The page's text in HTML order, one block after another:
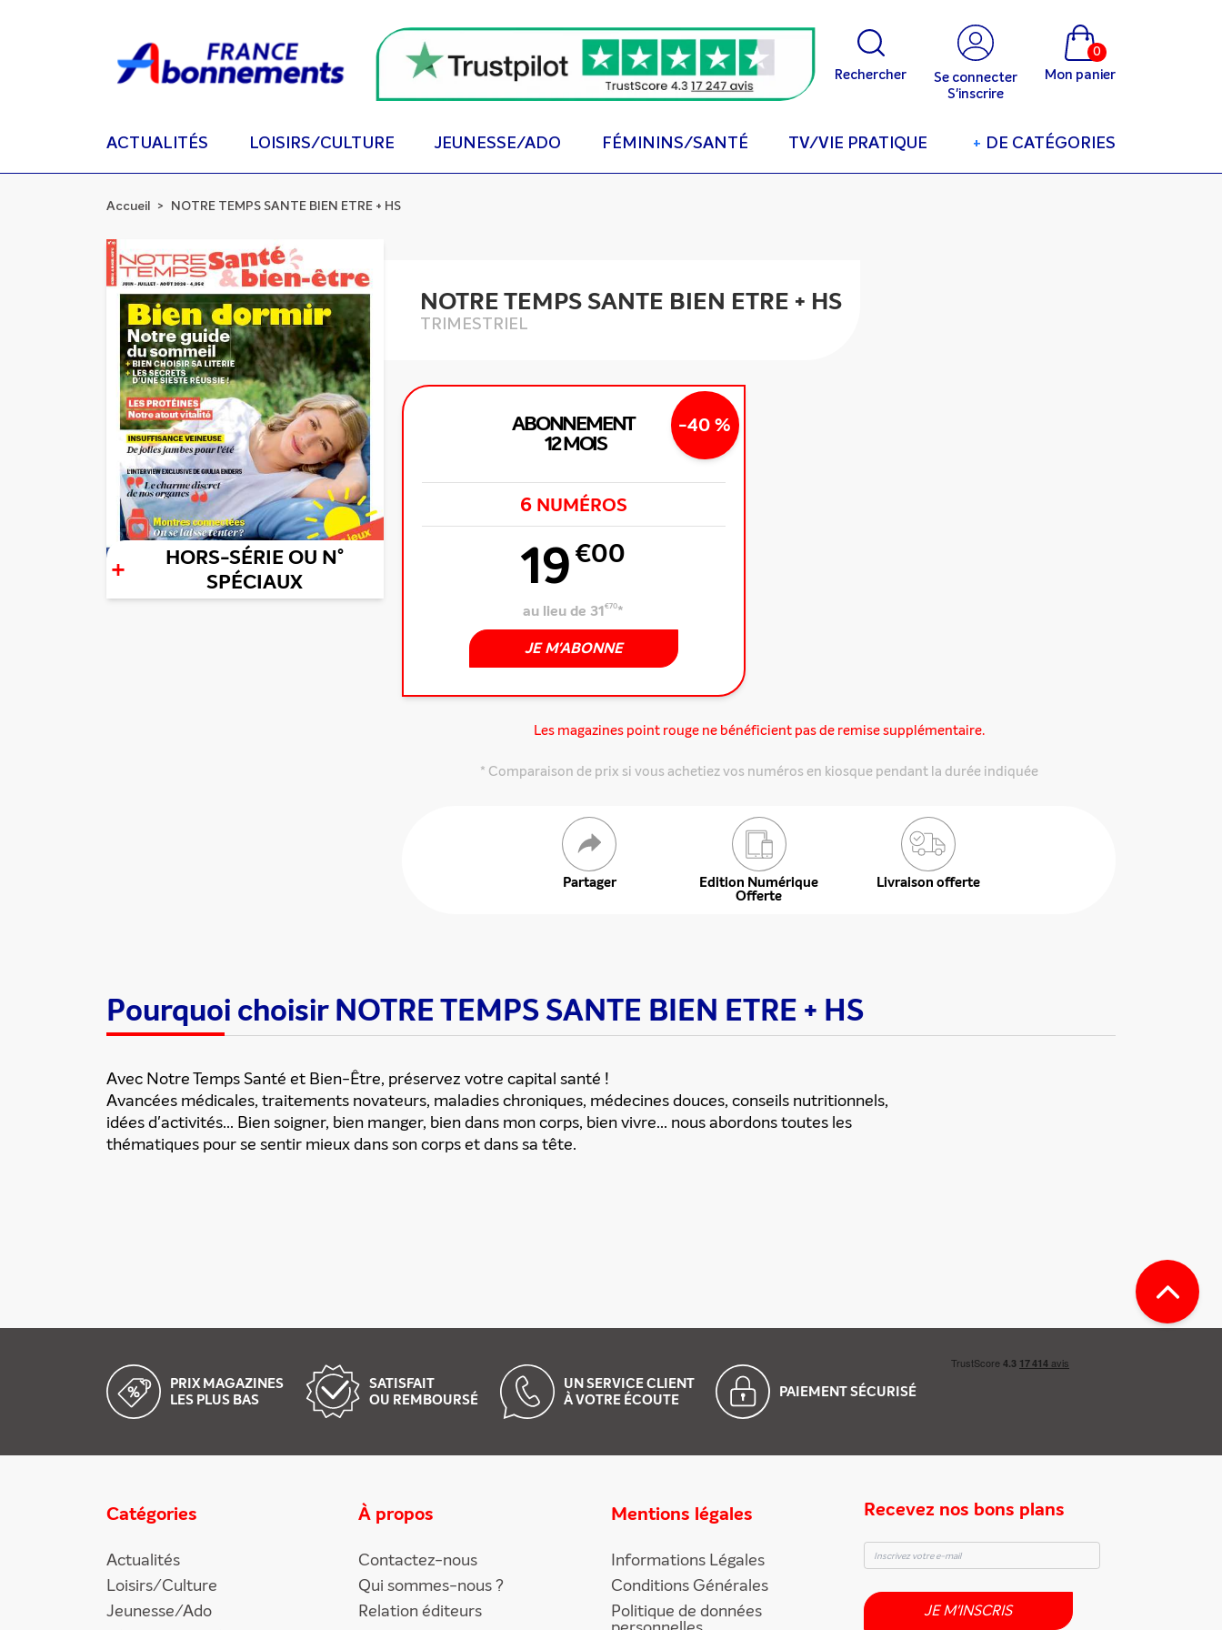
Rechercher
Se connecter
S'inscrire
Mon panier
0
ACTUALITÉS LOISIRS/CULTURE JEUNESSE/ADO FÉMININS/SANTÉ TV/VIE PRATIQUE + DE CATÉGORIES
Accueil NOTRE TEMPS SANTE BIEN ETRE + HS
+
HORS-SÉRIE OU N°
SPÉCIAUX
NOTRE TEMPS SANTE BIEN ETRE + HS
TRIMESTRIEL
-40 %
ABONNEMENT
12 MOIS
6 NUMÉROS
19€00
au lieu de 31€70*
JE M'ABONNE
Les magazines point rouge ne bénéficient pas de remise supplémentaire.
* Comparaison de prix si vous achetiez vos numéros en kiosque pendant la durée indiquée
Partager Edition Numérique
Offerte
Livraison offerte
En partageant du contenu, vous acceptez que ces informations soient traitées par ADLPartner (groupe Dékuple), responsable de
Pourquoi choisir NOTRE TEMPS SANTE BIEN ETRE + HS
Avec Notre Temps Santé et Bien-Être, préservez votre capital santé !
Avancées médicales, traitements novateurs, maladies chroniques, médecines douces, conseils nutritionnels,
idées d'activités... Bien soigner, bien manger, bien dans mon corps, bien vivre... nous abordons toutes les
thématiques pour se sentir mieux dans son corps et dans sa tête.
PRIX MAGAZINES
LES PLUS BAS
SATISFAIT
OU REMBOURSÉ
UN SERVICE CLIENT
À VOTRE ÉCOUTE
PAIEMENTSÉCURISÉ
Catégories
Actualités
Loisirs/Culture
Jeunesse/Ado
À propos
Contactez-nous
Qui sommes-nous ?
Relation éditeurs
Mentions légales
Informations Légales
Conditions Générales
Politique de données
Recevez nos bons plans
JE M'INSCRIS